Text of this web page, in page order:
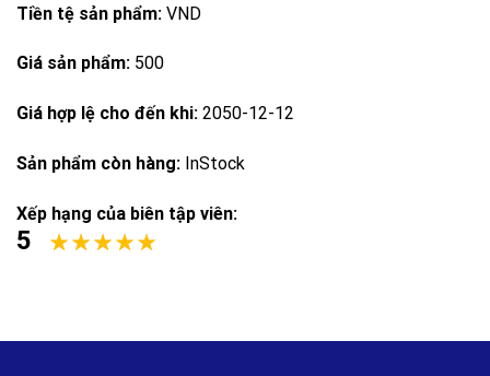
Tiền tệ sản phẩm: VND
Giá sản phẩm: 500
Giá hợp lệ cho đến khi: 2050-12-12
Sản phẩm còn hàng: InStock
Xếp hạng của biên tập viên:
5